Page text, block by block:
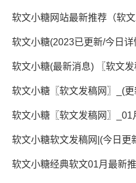
软文小糖网站最新推荐（软文
软文小糖(2023已更新/今日详
软文小糖(最新消息) 〖软文发
软文小糖〖软文发稿网〗_(
软文小糖〖软文发稿网〗_01
软文小糖软文发稿网|(今日更
软文小糖经典软文01月最新